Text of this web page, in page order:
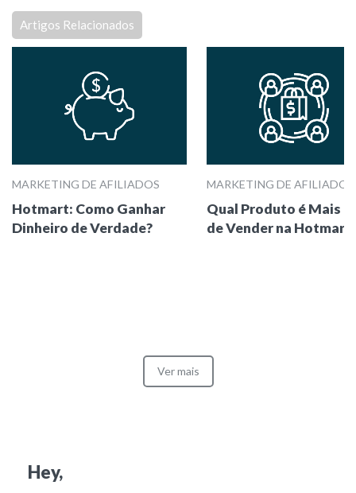
Artigos Relacionados
MARKETING DE AFILIADOS
Hotmart: Como Ganhar
Dinheiro de Verdade?
MARKETING DE AFILIADOS
Qual Produto é Mais
de Vender na
Ver mais
Hey,